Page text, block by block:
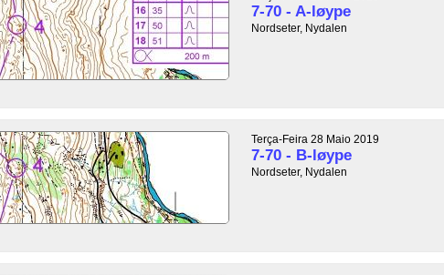
7-70 - A-løype
Nordseter, Nydalen
Terça-Feira 28 Maio 2019
7-70 - B-løype
Nordseter, Nydalen